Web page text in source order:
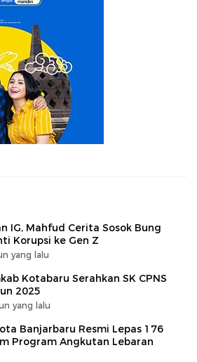
IG, Mahfud Cerita Sosok Bung
Korupsi ke Gen Z
yang lalu
Kotabaru Serahkan SK CPNS
2025
yang lalu
Banjarbaru Resmi Lepas 176
Program Angkutan Lebaran